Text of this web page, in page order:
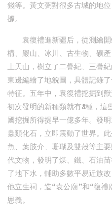
錢等。黃文弼對很多古城的地
據。
袁復禮進新疆后，從測繪
構、巖山、冰川、古生物、礦
上天山，樹立了二疊紀、三疊
東邊編繪了地貌圖，具體記錄
特征。五年中，袁復禮挖掘到
初次發明的新種類就有8種，這
國挖掘所得提早一億多年。發
蟲類化石，立即震動了世界。
魚、葉肢介、珊瑚及雙殼等主
代文物，發明了煤、鐵、石油
了地下水，輔助多數平易近族
他立生祠，造“袁公廟”和“復
恩義。